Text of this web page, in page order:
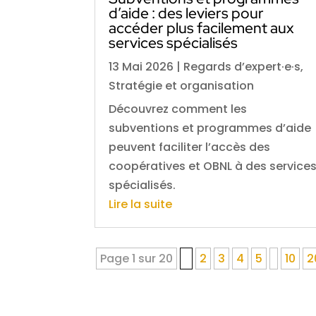
d’aide : des leviers pour
accéder plus facilement aux
services spécialisés
13 Mai 2026 | Regards d’expert·e·s,
Stratégie et organisation
Découvrez comment les
subventions et programmes d’aide
peuvent faciliter l’accès des
coopératives et OBNL à des services
spécialisés.
Lire la suite
Page 1 sur 20 2 3 4 5 10